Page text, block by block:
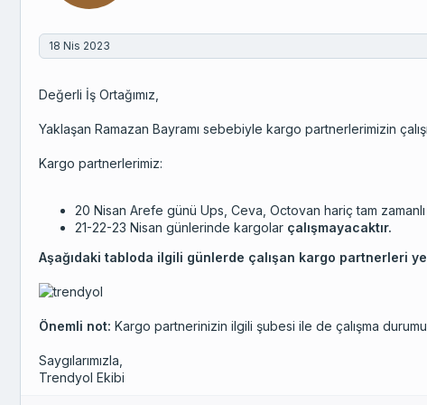
t
a
h
i
18 Nis 2023
Değerli İş Ortağımız,
Yaklaşan Ramazan Bayramı sebebiyle kargo partnerlerimizin
Kargo partnerlerimiz:
20 Nisan Arefe günü Ups, Ceva, Octovan hariç tam zamanlı
21-22-23 Nisan günlerinde kargolar çalışmayacaktır.
Aşağıdaki tabloda ilgili günlerde çalışan kargo partnerleri
Önemli not: Kargo partnerinizin ilgili şubesi ile de çalışma
Saygılarımızla,
Trendyol Ekibi